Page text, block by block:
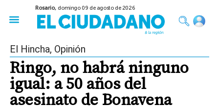
Rosario, domingo 09 de agosto de 2026
El Hincha, Opinión
Ringo, no habrá ninguno
igual: a 50 años del
asesinato de Bonavena